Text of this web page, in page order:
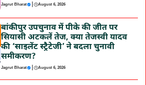
Jagrut Bharat | August 6, 2026
बांकीपुर उपचुनाव में पीके की जीत पर
सियासी अटकलें तेज, क्या तेजस्वी यादव
की ‘साइलेंट स्ट्रैटेजी’ ने बदला चुनावी
समीकरण?
Jagrut Bharat | August 6, 2026